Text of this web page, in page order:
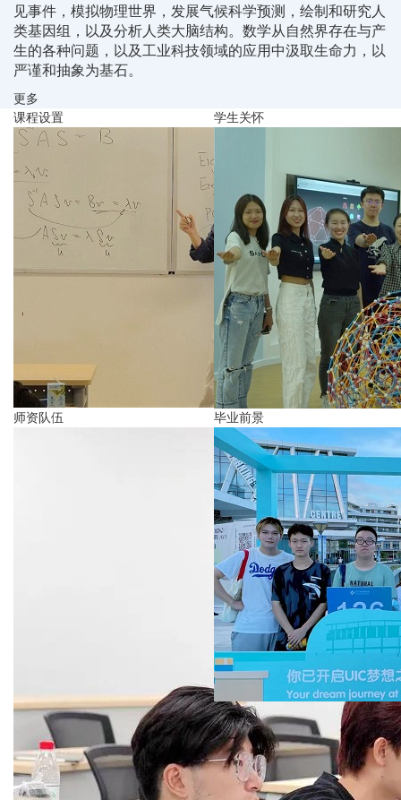
见事件，模拟物理世界，发展气候科学预测，绘制和研究人
类基因组，以及分析人类大脑结构。数学从自然界存在与产
生的各种问题，以及工业科技领域的应用中汲取生命力，以
严谨和抽象为基石。
更多
课程设置
学生关怀
师资队伍 毕业前景